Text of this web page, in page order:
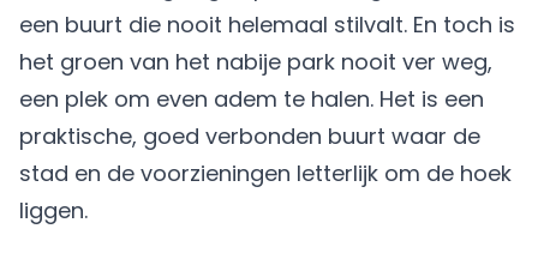
een buurt die nooit helemaal stilvalt. En toch is
het groen van het nabije park nooit ver weg,
een plek om even adem te halen. Het is een
praktische, goed verbonden buurt waar de
stad en de voorzieningen letterlijk om de hoek
liggen.